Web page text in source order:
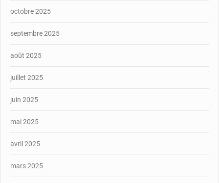
octobre 2025
septembre 2025
août 2025
juillet 2025
juin 2025
mai 2025
avril 2025
mars 2025